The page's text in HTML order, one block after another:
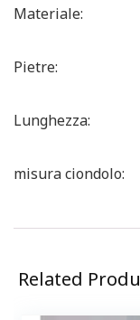
Materiale:
Pietre:
misura
Related